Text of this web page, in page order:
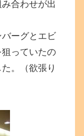
合わせが出
ーグとエビ
っていたの
。（欲張り